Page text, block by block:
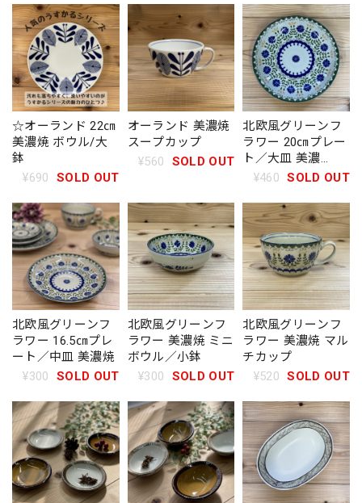
☆オーランド 22㎝
美濃焼 ボウル/大
鉢
¥690
SOLD OUT
オーランド 美濃焼
スープカップ
¥560
SOLD OUT
北欧風グリーンフ
ラワー 20㎝プレー
ト／大皿 美濃
焼
¥460 SOLD OUT
北欧風グリーンフ
ラワー 16.5㎝プレ
ート／中皿 美濃焼
¥300
SOLD OUT
北欧風グリーンフ
ラワー 美濃焼 ミニ
ボウル／小鉢
¥300
SOLD OUT
北欧風グリーンフ
ラワー 美濃焼 マル
チカップ
¥520 SOLD OUT